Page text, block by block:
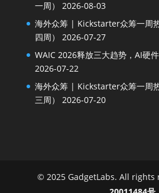
一周）
2026-08-03
海外众筹 | Kickstarter众筹一周
四周）
2026-07-27
WAIC 2026释放三大趋势，AI硬
2026-07-22
海外众筹 | Kickstarter众筹一周
三周）
2026-07-20
© 2025 GadgetLabs. All